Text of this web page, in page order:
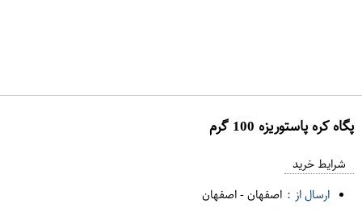
پگاه کره پاستوريزه 100 گرم
شرایط خرید
ارسال از : اصفهان-اصفهان